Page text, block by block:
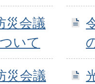
災会議
いて
災会議